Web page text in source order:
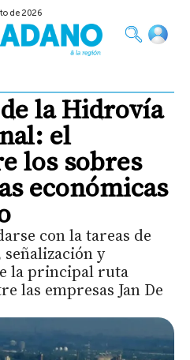
de 2026
la Hidrovía
el
los sobres
económicas
con la tareas de
y
la principal ruta
las empresas Jan De